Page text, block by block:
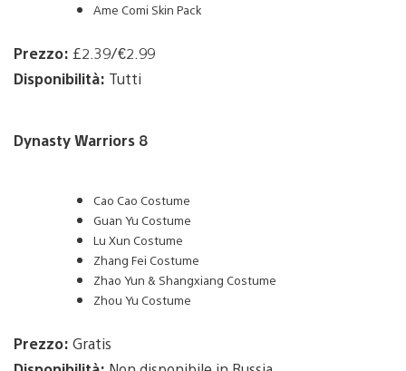
Ame Comi Skin Pack
Prezzo: £2.39/€2.99
Disponibilità: Tutti
Dynasty Warriors 8
Cao Cao Costume
Guan Yu Costume
Lu Xun Costume
Zhang Fei Costume
Zhao Yun & Shangxiang Costume
Zhou Yu Costume
Prezzo: Gratis